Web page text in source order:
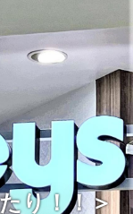
り！！＞